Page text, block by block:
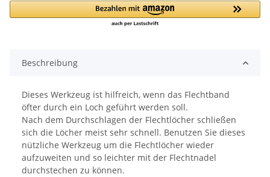
Beschreibung
Dieses Werkzeug ist hilfreich, wenn das Flechtband
öfter durch ein Loch geführt werden soll.
Nach dem Durchschlagen der Flechtlöcher schließen
sich die Löcher meist sehr schnell. Benutzen Sie dieses
nützliche Werkzeug um die Flechtlöcher wieder
aufzuweiten und so leichter mit der Flechtnadel
durchstechen zu können.